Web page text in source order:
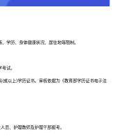
学历、身体健康状况、居住地等限制。
试。
以上)学历证书。审核依据为《教育部学历证书电子注
、护理教师及护理干部报考。